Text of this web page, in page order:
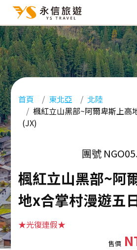
首頁 東北亞
北陸
楓紅立山黑部~阿爾卑斯上高
(JX)
團號
楓紅立山黑部~阿
地x合掌村漫遊五
★光復連假★
售價